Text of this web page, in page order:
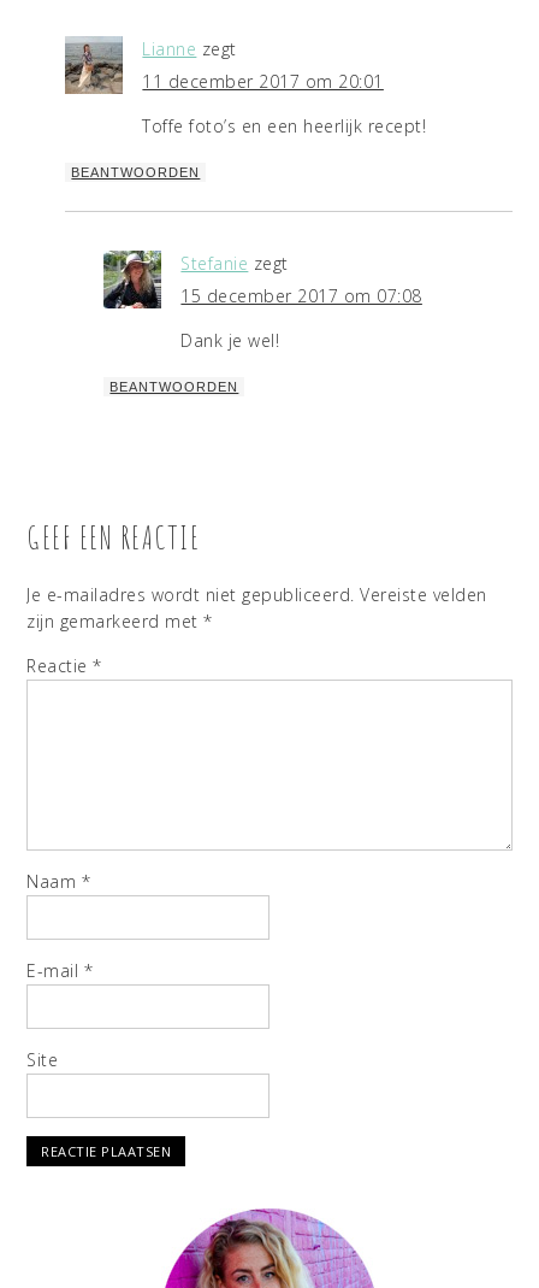
Lianne zegt
11 december 2017 om 20:01
Toffe foto’s en een heerlijk recept!
BEANTWOORDEN
Stefanie zegt
15 december 2017 om 07:08
Dank je wel!
BEANTWOORDEN
GEEF EEN REACTIE
Je e-mailadres wordt niet gepubliceerd. Vereiste velden
zijn gemarkeerd met*
Reactie*
Naam *
E-mail *
Site